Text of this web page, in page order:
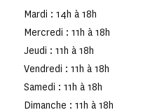
Mardi : 14h à 18h
Mercredi : 11h à 18h
Jeudi : 11h à 18h
Vendredi : 11h à 18h
Samedi : 11h à 18h
Dimanche : 11h à 18h